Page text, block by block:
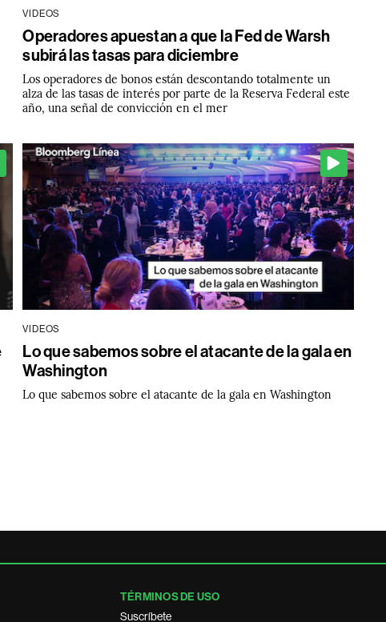
VIDEOS
Operadores apuestan a que la Fed de Warsh
subirá las tasas para diciembre
Los operadores de bonos están descontando totalmente un
alza de las tasas de interés por parte de la Reserva Federal este
año, una señal de convicción en el mer
VIDEOS
Lo que sabemos sobre el atacante de la gala en
Washington
Lo que sabemos sobre el atacante de la gala en Washington
TÉRMINOS DE USO
Suscríbete